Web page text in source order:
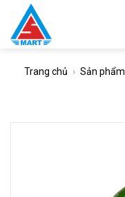
content
Trang chủ › Sản phẩm